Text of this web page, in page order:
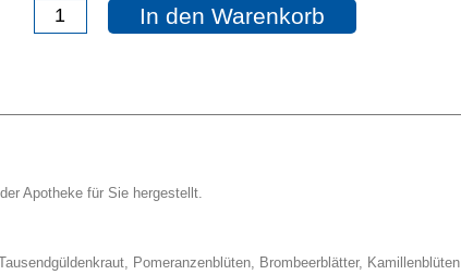
In den Warenkorb
Apotheke für Sie hergestellt.
Pomeranzenblüten, Brombeerblätter, Kamillenblüten